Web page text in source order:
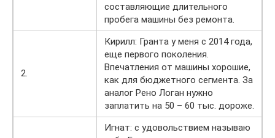
составляющие длительного
пробега машины без ремонта.
2.
Кирилл: Гранта у меня с 2014 года,
еще первого поколения.
Впечатления от машины хорошие,
как для бюджетного сегмента. За
аналог Рено Логан нужно
заплатить на 50 – 60 тыс. дороже.
Игнат: с удовольствием называю